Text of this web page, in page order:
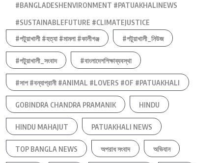
#BANGLADESHENVIRONMENT #PATUAKHALINEWS
#SUSTAINABLEFUTURE #CLIMATEJUSTICE
#পটুয়াখালী #হত্যা #মামলা #কালীগঞ্জ
#পটুয়াখালী_নিউজ
#পটুয়াখালী_সংবাদ #বাংলাদেশশিক্ষাব্যবস্থা
#সাপ #বন্যাপ্রানী #ANIMAL #LOVERS #OF #PATUAKHALI
GOBINDRA CHANDRA PRAMANIK HINDU
HINDU MAHAJUT PATUAKHALI NEWS
TOP BANGLA NEWS অপরাধ সংবাদ অভিযান